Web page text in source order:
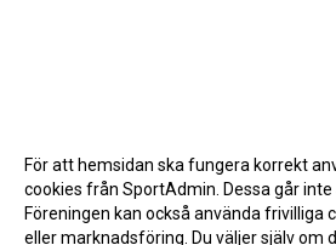
För att hemsidan ska fungera korrekt
cookies från SportAdmin. Dessa går inte
Föreningen kan också använda frivilliga
eller marknadsföring. Du väljer själv om